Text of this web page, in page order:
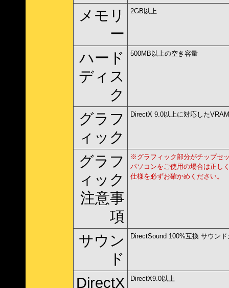
メモリ
ー
2GB以上
ハード
ディス
ク
500MB以上の空き容量
グラフ
ィック
DirectX 9.0以上に対応した
グラフ
ィック
注意事
項
※グラフィック部分がチップセ
パソコンをご使用の場合は正し
仕様を必ずお確かめください。
サウン
ド
DirectSound 100%互換 サウン
DirectX DirectX9.0以上